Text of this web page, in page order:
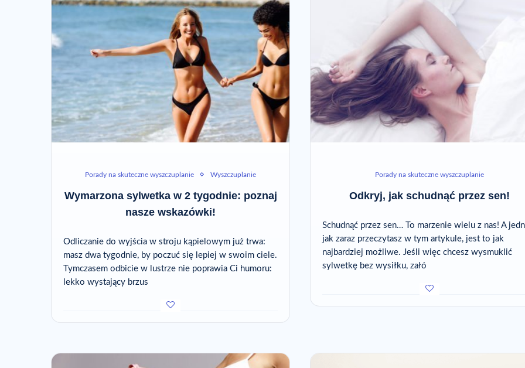
Porady na skuteczne wyszczuplanie Wyszczuplanie
Wymarzona sylwetka w 2 tygodnie: poznaj
nasze wskazówki!
Odliczanie do wyjścia w stroju kąpielowym już trwa:
masz dwa tygodnie, by poczuć się lepiej w swoim ciele.
Tymczasem odbicie w lustrze nie poprawia Ci humoru:
lekko wystający brzus
Porady na skuteczne wyszczuplanie
Odkryj, jak schudnąć przez sen!
Schudnąć przez sen… To marzenie wielu z nas! A
jak zaraz przeczytasz w tym artykule, jest to jak
najbardziej możliwe. Jeśli więc chcesz wysmuklić
sylwetkę bez wysiłku, załó